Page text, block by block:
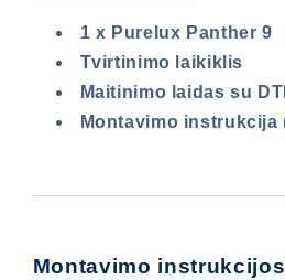
1 x Purelux Panther 9
Tvirtinimo laikiklis
Maitinimo laidas su
Montavimo instrukcija
Montavimo instrukcijos
Būtina prisijungti
Prisijunkite prie savo
galėtumėte pridėti
sąrašo ir peržiūrėti